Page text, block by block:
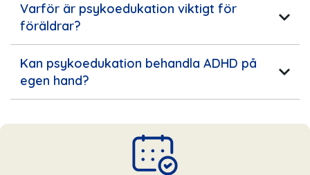
Varför är psykoedukation viktigt för
föräldrar?
Kan psykoedukation behandla ADHD på
egen hand?